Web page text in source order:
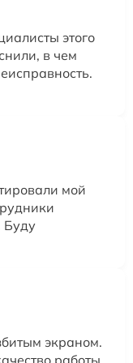
этого
в чем
мой
Буду
экраном.